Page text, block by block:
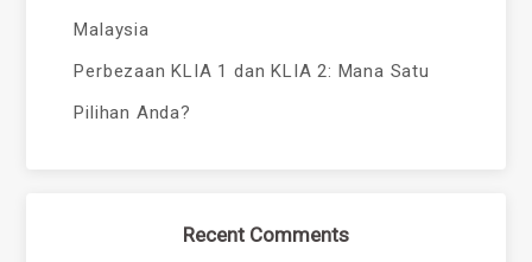
Malaysia
Perbezaan KLIA 1 dan KLIA 2: Mana Satu
Pilihan Anda?
Recent Comments